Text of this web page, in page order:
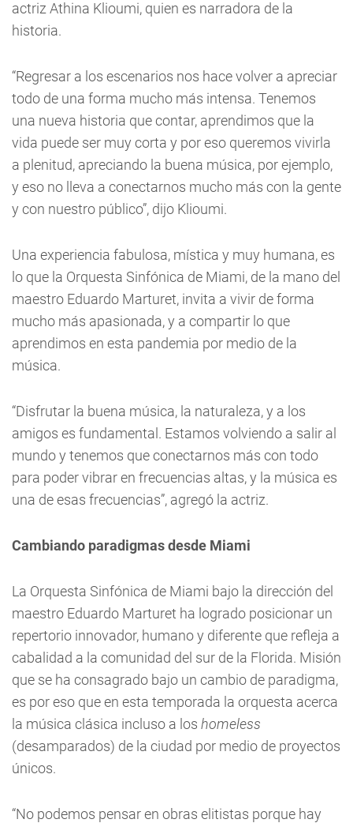
actriz Athina Klioumi, quien es narradora de la
historia.
“Regresar a los escenarios nos hace volver a apreciar
todo de una forma mucho más intensa. Tenemos
una nueva historia que contar, aprendimos que la
vida puede ser muy corta y por eso queremos vivirla
a plenitud, apreciando la buena música, por ejemplo,
y eso no lleva a conectarnos mucho más con la gente
y con nuestro público”, dijo Klioumi.
Una experiencia fabulosa, mística y muy humana, es
lo que la Orquesta Sinfónica de Miami, de la mano del
maestro Eduardo Marturet, invita a vivir de forma
mucho más apasionada, y a compartir lo que
aprendimos en esta pandemia por medio de la
música.
“Disfrutar la buena música, la naturaleza, y a los
amigos es fundamental. Estamos volviendo a salir al
mundo y tenemos que conectarnos más con todo
para poder vibrar en frecuencias altas, y la música es
una de esas frecuencias”, agregó la actriz.
Cambiando paradigmas desde Miami
La Orquesta Sinfónica de Miami bajo la dirección del
maestro Eduardo Marturet ha logrado posicionar un
repertorio innovador, humano y diferente que refleja a
cabalidad a la comunidad del sur de la Florida. Misión
que se ha consagrado bajo un cambio de paradigma,
es por eso que en esta temporada la orquesta acerca
la música clásica incluso a los homeless
(desamparados) de la ciudad por medio de proyectos
únicos.
“No podemos pensar en obras elitistas porque hay